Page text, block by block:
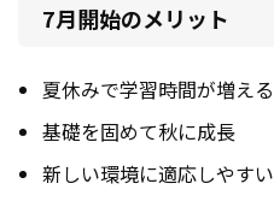
7月開始のメリット
夏休みで学習時間が増える
基礎を固めて秋に成長
新しい環境に適応しやすい